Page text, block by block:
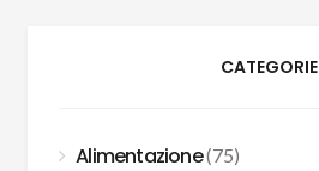
CATEGORIE
Alimentazione(75)